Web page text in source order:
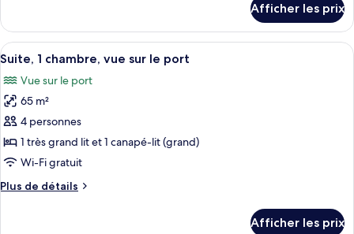
1
très
grand
lit,
accessible
aux
personnes
à
mobilité
réduite
Chambre,
très
lit,
accessible
aux
personnes
à
mobilité
réduite
Afficher les prix
Afficher
toutes
les
photos
pour
ce
type
chambre :
Une chambre d’hôtel avec un
6
Suite, 1 chambre, vue sur le port
Vue sur le port
65 m²
4 personnes
1 très grand lit et 1 canapé-lit (grand)
Wi-Fi gratuit
Plus de détails
Plus
Afficher les prix